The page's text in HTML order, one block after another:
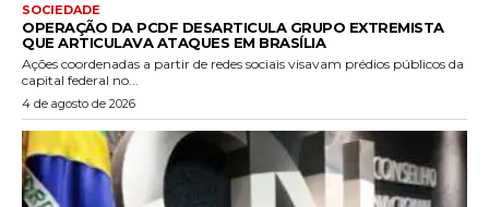
SOCIEDADE
OPERAÇÃO DA PCDF DESARTICULA GRUPO EXTREMISTA
QUE ARTICULAVA ATAQUES EM BRASÍLIA
Ações coordenadas a partir de redes sociais visavam prédios públicos da
capital federal no...
4 de agosto de 2026